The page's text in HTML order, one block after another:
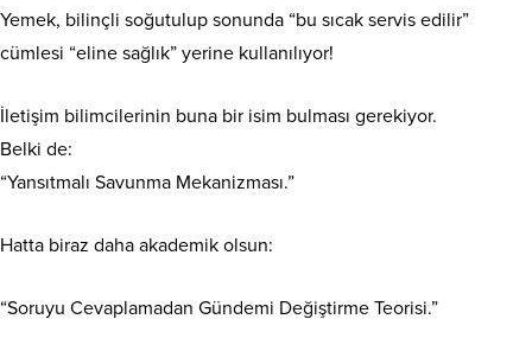
Yemek, bilinçli soğutulup sonunda “bu sıcak servis edilir”
cümlesi “eline sağlık” yerine kullanılıyor!
İletişim bilimcilerinin buna bir isim bulması gerekiyor.
Belki de:
“Yansıtmalı Savunma Mekanizması.”
Hatta biraz daha akademik olsun:
“Soruyu Cevaplamadan Gündemi Değiştirme Teorisi.”